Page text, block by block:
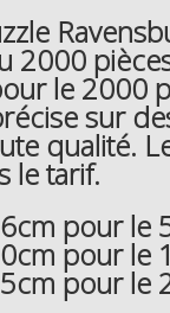
2000
le 2000
sur
qualité.
le tarif.
pour le
pour le
pour le